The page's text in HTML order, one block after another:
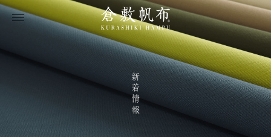
新着情報